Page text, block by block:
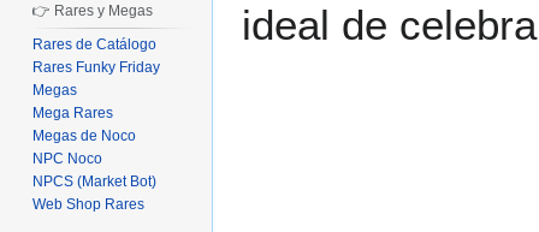
ideal de
👉 Rares y Megas
Rares de Catálogo
Rares Funky Friday
Megas
Mega Rares
Megas de Noco
NPC Noco
NPCS (Market Bot)
Web Shop Rares